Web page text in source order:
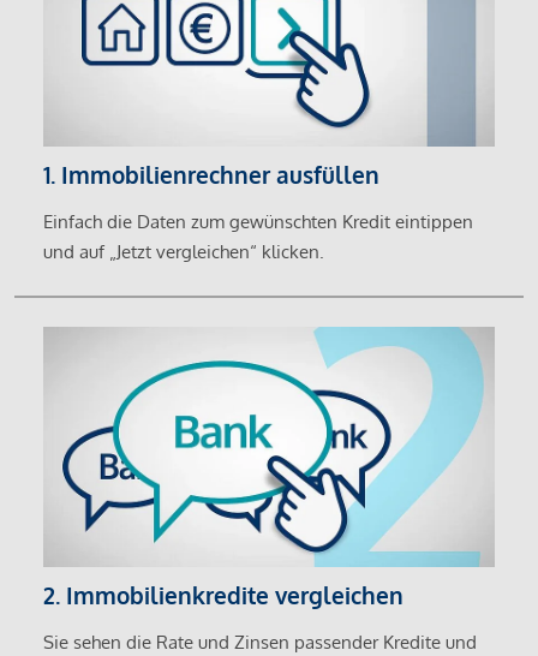
1. Immobilienrechner ausfüllen
Einfach die Daten zum gewünschten Kredit eintippen
und auf „Jetzt vergleichen“ klicken.
2. Immobilienkredite vergleichen
Sie sehen die Rate und Zinsen passender Kredite und